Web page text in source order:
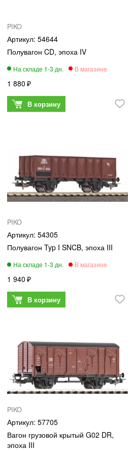
PIKO
54644
Полувагон CD, эпоха IV
1 880
PIKO
54305
Полувагон Typ I SNCB, эпоха III
1 940
PIKO
57705
Вагон грузовой крытый G02 DR,
эпоха III